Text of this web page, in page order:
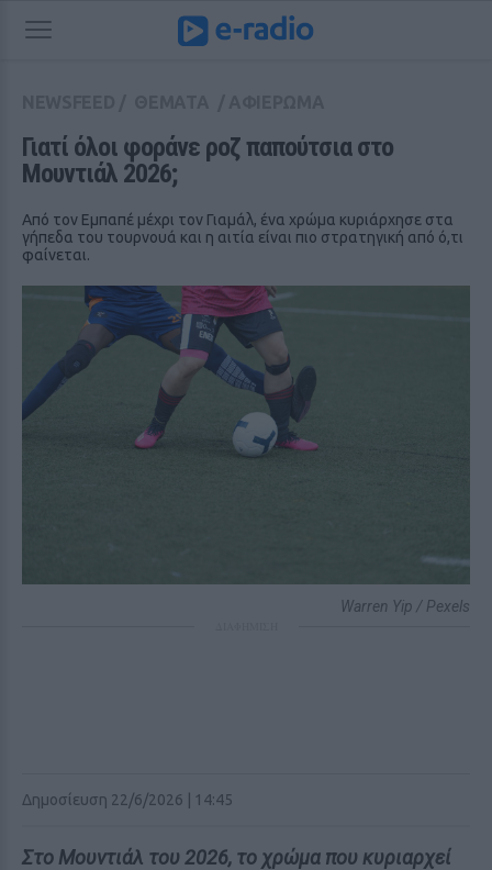
Γιατί όλοι φοράνε ροζ παπούτσια στο
Μουντιάλ 2026;
Από τον Εμπαπέ μέχρι τον Γιαμάλ, ένα χρώμα κυριάρχησε στα
γήπεδα του τουρνουά και η αιτία είναι πιο στρατηγική από ό,τι
φαίνεται.
Warren Yip / Pexels
Δημοσίευση 22/6/2026 | 14:45
Στο Μουντιάλ του 2026, το χρώμα που κυριαρχεί